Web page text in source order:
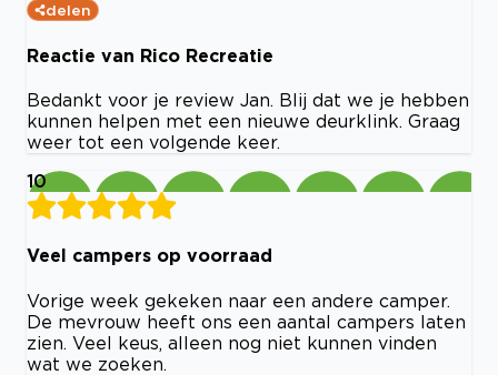
delen
Reactie van Rico Recreatie
Bedankt voor je review Jan. Blij dat we je hebben
kunnen helpen met een nieuwe deurklink. Graag
weer tot een volgende keer.
10
Veel campers op voorraad
Vorige week gekeken naar een andere camper.
De mevrouw heeft ons een aantal campers laten
zien. Veel keus, alleen nog niet kunnen vinden
wat we zoeken.